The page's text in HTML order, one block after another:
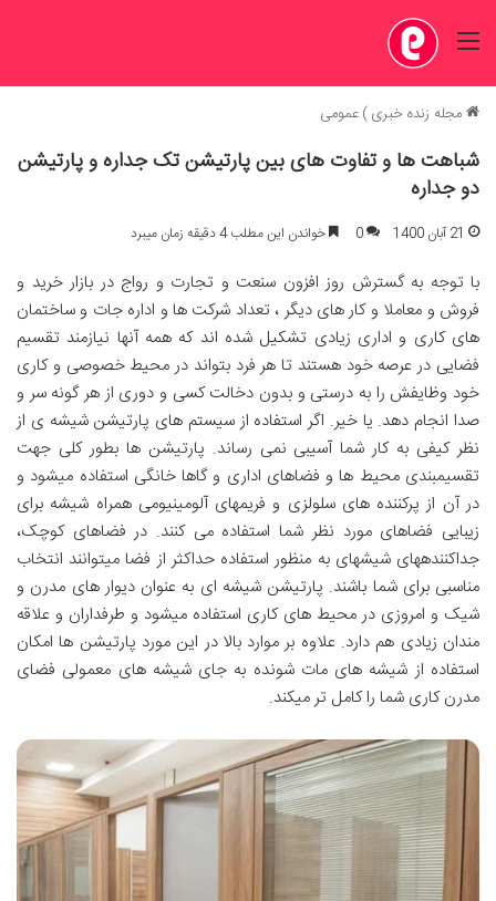
منو
مجله زنده خبری)عمومی
شباهت ها و تفاوت های بین پارتیشن تک جداره و پارتیشن
دو جداره
21 آبان 1400 0 خواندن این مطلب 4 دقیقه زمان میبرد
با توجه به گسترش روز افزون سنعت و تجارت و رواج در بازار خرید و
فروش و معاملا و کار های دیگر ، تعداد شرکت ها و اداره جات و ساختمان
های کاری و اداری زیادی تشکیل شده اند که همه آنها نیازمند تقسیم
فضایی در عرصه خود هستند تا هر فرد بتواند در محیط خصوصی و کاری
خود وظایفش را به درستی و بدون دخالت کسی و دوری از هر گونه سر و
صدا انجام دهد. یا خیر. اگر استفاده از سیستم های پارتیشن شیشه ی از
نظر کیفی به کار شما آسیبی نمی رساند. پارتیشن ها بطور کلی جهت
تقسیمبندی محیط ها و فضاهای اداری و گاها خانگی استفاده میشود و
در آن از پرکننده های سلولزی و فریمهای آلومینیومی همراه شیشه برای
زیبایی فضاهای مورد نظر شما استفاده می کنند. در فضاهای کوچک،
جداکنندههای شیشهای به منظور استفاده حداکثر از فضا میتوانند انتخاب
مناسبی برای شما باشند. پارتیشن شیشه ای به عنوان دیوار های مدرن و
شیک و امروزی در محیط های کاری استفاده میشود و طرفداران و علاقه
مندان زیادی هم دارد. علاوه بر موارد بالا در این مورد پارتیشن ها امکان
استفاده از شیشه های مات شونده به جای شیشه های معمولی فضای
مدرن کاری شما را کامل تر میکند.